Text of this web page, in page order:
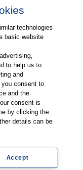
technologies
basic website
to help us to
and
you consent to
and the
consent is
by clicking the
details can be
Accept